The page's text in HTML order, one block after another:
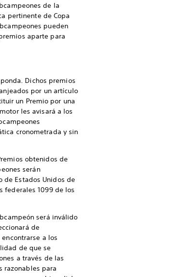
de la
pertinente de Copa
pueden
aparte para
Dichos premios
por un artículo
un Premio por una
les avisará a los
cronometrada y sin
obtenidos de
serán
de Estados Unidos de
federales 1099 de los
será inválido
de
a los
de que se
a través de las
razonables para